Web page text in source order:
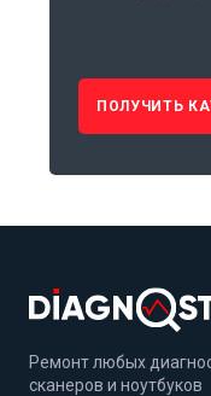
ПОЛУЧИТЬ
Ремонт любых
сканеров и ноутбуков